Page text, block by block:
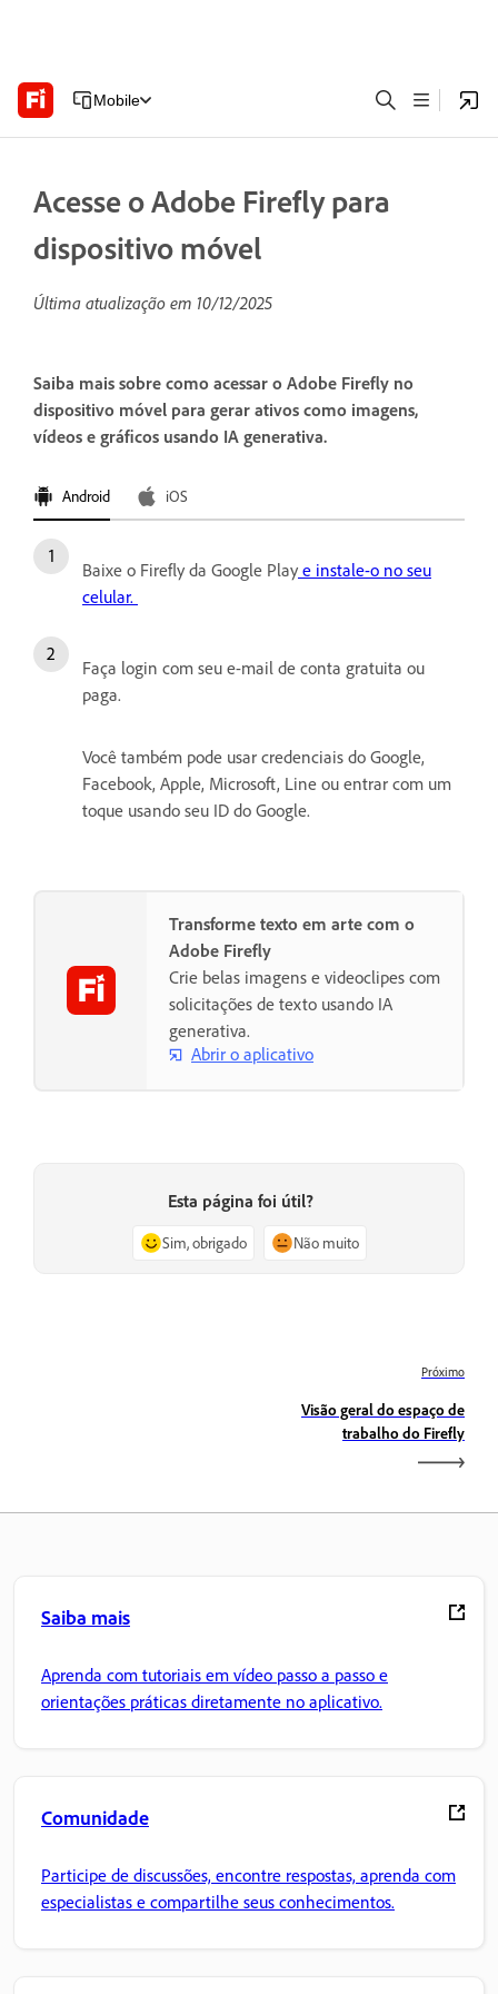
Mobile
Acesse o Adobe Firefly para
dispositivo móvel
Última atualização em 10/12/2025
Saiba mais sobre como acessar o Adobe Firefly no
dispositivo móvel para gerar ativos como imagens,
vídeos e gráficos usando IA generativa.
Android iOS
Baixe o Firefly da Google Play e instale-o no seu
celular.
Faça login com seu e-mail de conta gratuita ou
paga.
Você também pode usar credenciais do Google,
Facebook, Apple, Microsoft, Line ou entrar com um
toque usando seu ID do Google.
Transforme texto em arte com o
Adobe Firefly
Crie belas imagens e videoclipes com
solicitações de texto usando IA
generativa.
Abrir o aplicativo
Esta página foi útil?
Sim, obrigado Não muito
Próximo
Visão geral do espaço de
trabalho do Firefly
Saiba mais
Aprenda com tutoriais em vídeo passo a passo e
orientações práticas diretamente no aplicativo.
Comunidade
Participe de discussões, encontre respostas, aprenda com
especialistas e compartilhe seus conhecimentos.